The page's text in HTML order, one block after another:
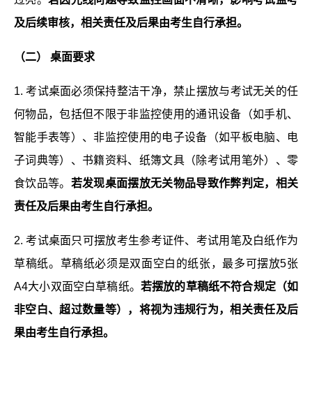
及后续审核，相关责任及后果由考生自行承担。
（二） 桌面要求
1. 考试桌面必须保持整洁干净，禁止摆放与考试无关的任
何物品，包括但不限于非监控使用的通讯设备（如手机、
智能手表等）、非监控使用的电子设备（如平板电脑、电
子词典等）、书籍资料、纸簿文具（除考试用笔外）、零
食饮品等。 若发现桌面摆放无关物品导致作弊判定，相关
责任及后果由考生自行承担。
2. 考试桌面只可摆放考生参考证件、考试用笔及白纸作为
草稿纸。草稿纸必须是双面空白的纸张，最多可摆放5张
A4大小双面空白草稿纸。 若摆放的草稿纸不符合规定（如
非空白、超过数量等），将视为违规行为，相关责任及后
果由考生自行承担。